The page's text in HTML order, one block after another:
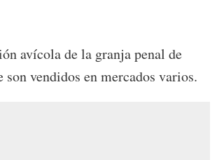
avícola de la granja penal de
son vendidos en mercados varios.